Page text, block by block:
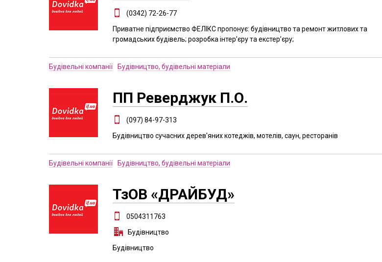
(0342) 72-26-77
Приватне підприємство ФЕЛІКС пропонує: будівництво та ремонт житлових та
громадських будівель; розробка інтер’єру та екстер’єру;
Будівельні компанії Будівництво, будівельні матеріали
ПП Реверджук П.О.
(097) 84-97-313
Будівництво сучасних дерев'яних котеджів, мотелів, саун, ресторанів
Будівельні компанії Будівництво, будівельні матеріали
ТзОВ «ДРАЙБУД»
0504311763
Будівництво
Будівництво